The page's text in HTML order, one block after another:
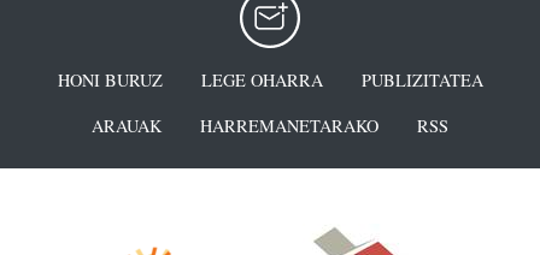
HONI BURUZ LEGE OHARRA
PUBLIZITATEA
ARAUAK
HARREMANETARAKO RSS